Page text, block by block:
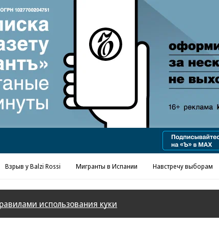
Реклама в «Ъ» www.kommersant.ru/ad
Взрыв у Balzi Rossi Мигранты в Испании Навстречу выборам
использования куки